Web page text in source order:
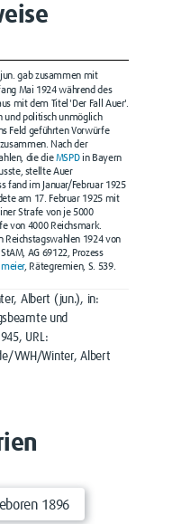
gab zusammen mit
Mai 1924 während des
mit dem Titel 'Der Fall Auer'.
und politisch unmöglich
Feld geführten Vorwürfe
Nach der
die dieMSPDin Bayern
stellte Auer
fand im Januar/Februar 1925
am 17. Februar 1925 mit
Strafe von je 5000
von 4000 Reichsmark.
Reichstagswahlen 1924 von
AG 69122, Prozess
, Rätegremien, S. 539.
Albert (jun.), in:
und
URL:
VWH/Winter, Albert
1896